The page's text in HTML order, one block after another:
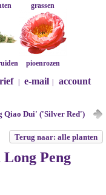
grassen
pioenrozen
e-mail account
Qiao Dui' ('Silver Red')
Terug naar: alle planten
Peng